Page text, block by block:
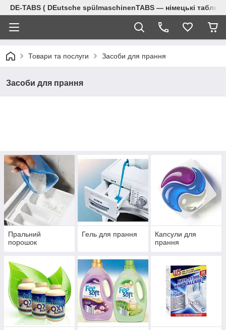
DE-TABS ( DEutsche spülmaschinenTABS ― німецькі
Товари та послуги Засоби для прання
Засоби для прання
Пральний
порошок
Гель для прання
Капсули для
прання